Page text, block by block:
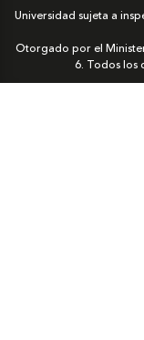
Universidad sujeta a
Otorgado por el
6. Todos los